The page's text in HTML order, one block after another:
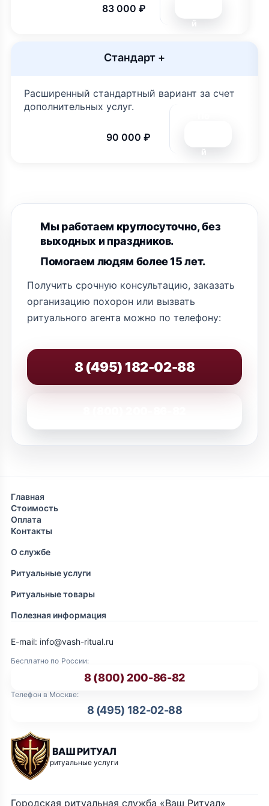
83 000 ₽
й
Стандарт +
Расширенный стандартный вариант за счет
дополнительных услуг.
90 000 ₽
й
Мы работаем круглосуточно, без
выходных и праздников.
Помогаем людям более 15 лет.
Получить срочную консультацию, заказать
организацию похорон или вызвать
ритуального агента можно по телефону:
8 (495) 182-02-88
Главная
Стоимость
Оплата
Контакты
О службе
Ритуальные услуги
Ритуальные товары
Полезная информация
ВАШ РИТУАЛ
ритуальные услуги
Бесплатно по России:
8 (800) 200-86-82
Телефон в Москве:
8 (495) 182-02-88
E-mail: info@vash-ritual.ru
Городская ритуальная служба «Ваш Ритуал»